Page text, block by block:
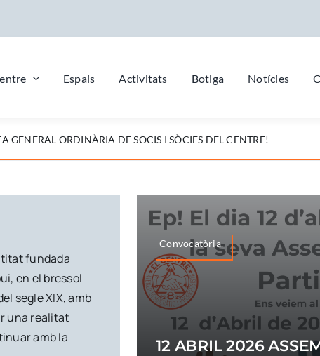
Espais Activitats Botiga Notícies
GENERAL ORDINÀRIA DE SOCIS I SÒCIES DEL CENTRE!
fundada
en el bressol
segle XIX, amb
una realitat
amb la
Convocatòria
12 ABRIL 2026